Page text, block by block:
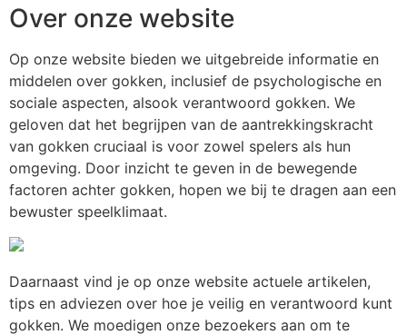
Over onze website
Op onze website bieden we uitgebreide informatie en
middelen over gokken, inclusief de psychologische en
sociale aspecten, alsook verantwoord gokken. We
geloven dat het begrijpen van de aantrekkingskracht
van gokken cruciaal is voor zowel spelers als hun
omgeving. Door inzicht te geven in de bewegende
factoren achter gokken, hopen we bij te dragen aan een
bewuster speelklimaat.
Daarnaast vind je op onze website actuele artikelen,
tips en adviezen over hoe je veilig en verantwoord kunt
gokken. We moedigen onze bezoekers aan om te